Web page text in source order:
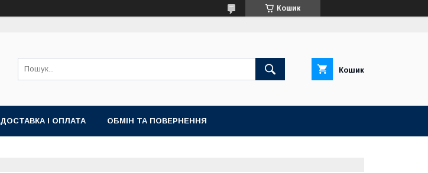
Кошик
Кошик
ДОСТАВКА І ОПЛАТА ОБМІН ТА ПОВЕРНЕННЯ